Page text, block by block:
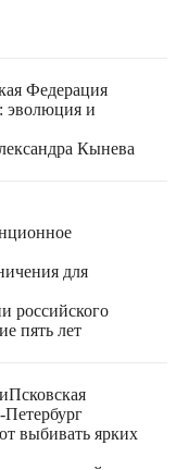
Федерация
эволюция и
Кынева
для
российского
пять лет
Псковская
выбивать ярких